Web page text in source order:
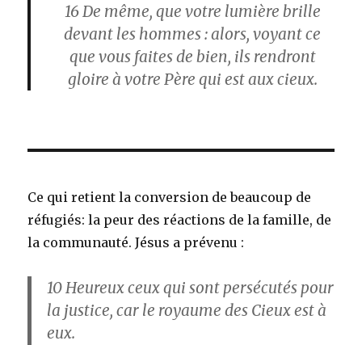
16De même, que votre lumière brille
devant les hommes : alors, voyant ce
que vous faites de bien, ils rendront
gloire à votre Père qui est aux cieux.
Ce qui retient la conversion de beaucoup de
réfugiés: la peur des réactions de la famille, de
la communauté. Jésus a prévenu :
10Heureux ceux qui sont persécutés pour
la justice, car le royaume des Cieux est à
eux.